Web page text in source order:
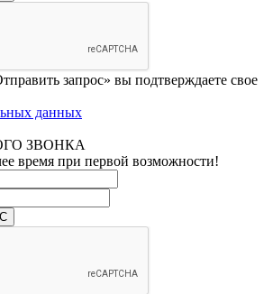
запрос» вы подтверждаете свое
данных
ЗВОНКА
время при первой возможности!